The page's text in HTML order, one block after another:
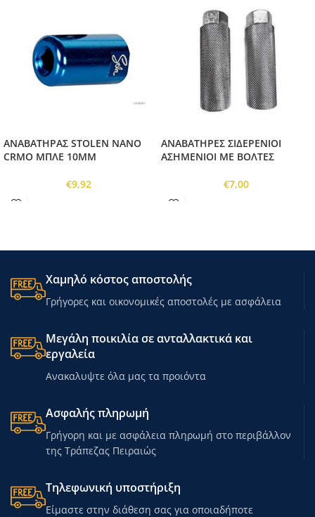
ΑΝΑΒΑΤΗΡΑΣ STOLEN NANO
CRMO ΜΠΛΕ 10MM
€9,92
ΑΝΑΒΑΤΗΡΕΣ ΣΙΔΕΡΕΝΙΟΙ
ΑΣΗΜΕΝΙΟΙ ΜΕ ΒΟΛΤΕΣ
€7,00
Χαμηλό κόστος αποστολής
Γρήγορες και οικονομικές αποστολές με ασφάλεια
Μεγάλη ποικιλία σε ανταλλακτικά και
εργαλεία
Ανακαλυψτε όλα μας τα προιόντα
Ασφαλής πληρωμή
Γρήγορη και με ασφάλεια πληρωμή στο περιβάλλον
της Τράπεζας Πειραιώς
Τηλεφωνική υποστήριξη
Είμαστε στην διάθεση σας για οποιαδήποτε